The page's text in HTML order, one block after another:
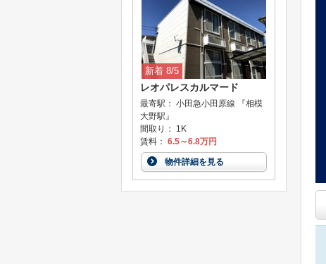
新着 8/5
レオパレスカルマード
最寄駅： 小田急小田原線 『相模
大野駅』
間取り： 1K
賃料： 6.5～6.8万円
物件詳細を見る